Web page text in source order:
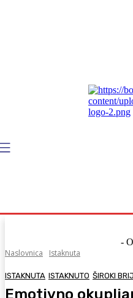
-
Naslovnica
Istaknuta
ISTAKNUTA ISTAKNUTO ŠIROKI
Emotivno